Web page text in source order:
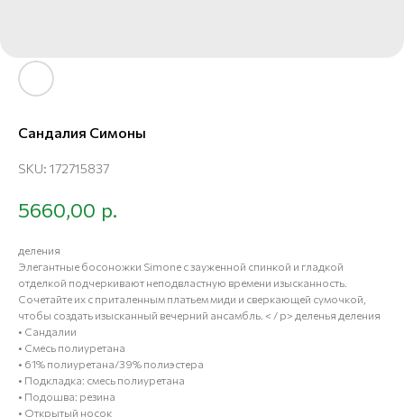
Сандалия Симоны
SKU: 172715837
5660,00 р.
деления
Элегантные босоножки Simone с зауженной спинкой и гладкой
отделкой подчеркивают неподвластную времени изысканность.
Сочетайте их с приталенным платьем миди и сверкающей сумочкой,
чтобы создать изысканный вечерний ансамбль. < / p> деленья деления
• Сандалии
• Смесь полиуретана
• 61% полиуретана/39% полиэстера
• Подкладка: смесь полиуретана
• Подошва: резина
• Открытый носок